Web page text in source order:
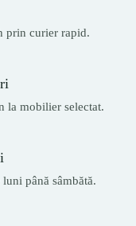
prin curier rapid.
la mobilier selectat.
până sâmbătă.